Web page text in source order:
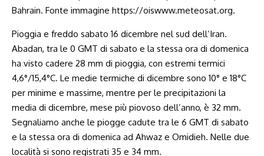
Pioggia e freddo sabato 16 dicembre nel sud dell’Iran.
Abadan, tra le 0 GMT di sabato e la stessa ora di domenica
ha visto cadere 28 mm di pioggia, con estremi termici
4,6°/15,4°C. Le medie termiche di dicembre sono 10° e 18°C
per minime e massime, mentre per le precipitazioni la
media di dicembre, mese più piovoso dell’anno, è 32 mm.
Segnaliamo anche le piogge cadute tra le 6 GMT di sabato
e la stessa ora di domenica ad Ahwaz e Omidieh. Nelle due
località si sono registrati 35 e 34 mm.